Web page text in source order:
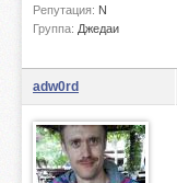
Репутация: N
Группа: Джедаи
adw0rd